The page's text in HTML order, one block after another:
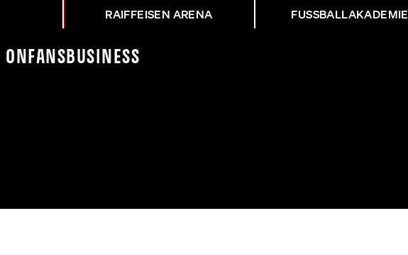
RAIFFEISEN ARENA FUSSBALLAKADEMIE
On Fans Business
VIERTEFINALE